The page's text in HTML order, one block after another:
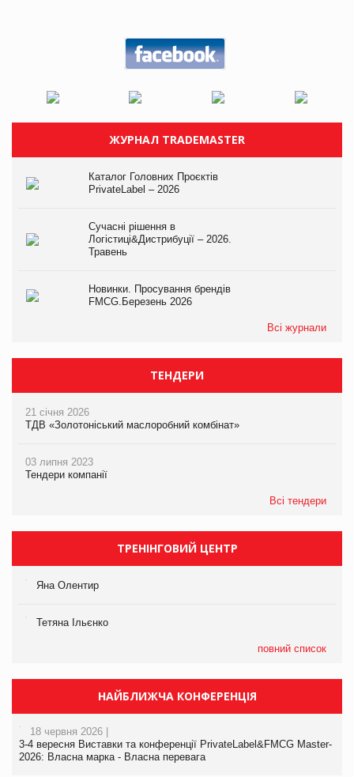
ЖУРНАЛ TRADEMASTER
Каталог Головних Проєктів
PrivateLabel – 2026
Сучасні рішення в
Логістиці&Дистрибуції – 2026.
Травень
Новинки. Просування брендів
FMCG.Березень 2026
Всі журнали
ТЕНДЕРИ
21 січня 2026
ТДВ «Золотоніський маслоробний комбінат»
03 липня 2023
Тендери компанії
Всі тендери
ТРЕНІНГОВИЙ ЦЕНТР
Яна Олентир
Тетяна Ільєнко
повний список
НАЙБЛИЖЧА КОНФЕРЕНЦІЯ
18 червня 2026 |
3-4 вересня Виставки та конференції PrivateLabel&FMCG Master-
2026: Власна марка - Власна перевага